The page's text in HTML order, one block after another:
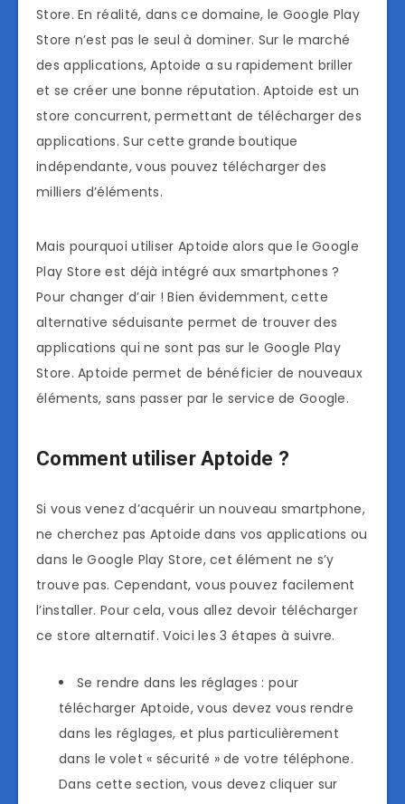
Store. En réalité, dans ce domaine, le Google Play
Store n’est pas le seul à dominer. Sur le marché
des applications, Aptoide a su rapidement briller
et se créer une bonne réputation. Aptoide est un
store concurrent, permettant de télécharger des
applications. Sur cette grande boutique
indépendante, vous pouvez télécharger des
milliers d’éléments.
Mais pourquoi utiliser Aptoide alors que le Google
Play Store est déjà intégré aux smartphones ?
Pour changer d’air ! Bien évidemment, cette
alternative séduisante permet de trouver des
applications qui ne sont pas sur le Google Play
Store. Aptoide permet de bénéficier de nouveaux
éléments, sans passer par le service de Google.
Comment utiliser Aptoide ?
Si vous venez d’acquérir un nouveau smartphone,
ne cherchez pas Aptoide dans vos applications ou
dans le Google Play Store, cet élément ne s’y
trouve pas. Cependant, vous pouvez facilement
l’installer. Pour cela, vous allez devoir télécharger
ce store alternatif. Voici les 3 étapes à suivre.
Se rendre dans les réglages : pour
télécharger Aptoide, vous devez vous rendre
dans les réglages, et plus particulièrement
dans le volet « sécurité » de votre téléphone.
Dans cette section, vous devez cliquer sur